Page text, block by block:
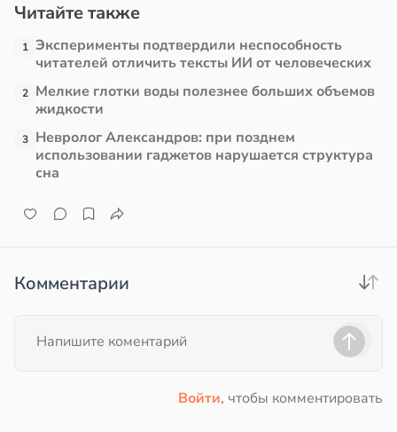
Читайте также
1 Эксперименты подтвердили неспособность
читателей отличить тексты ИИ от человеческих
2 Мелкие глотки воды полезнее больших объемов
жидкости
3 Невролог Александров: при позднем
использовании гаджетов нарушается структура
сна
Комментарии
Войти, чтобы комментировать